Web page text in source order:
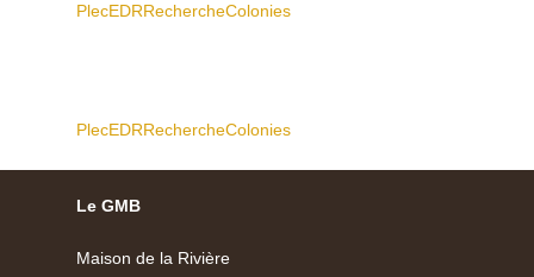
PlecEDRRechercheColonies
PlecEDRRechercheColonies
Le GMB
Maison de la Rivière